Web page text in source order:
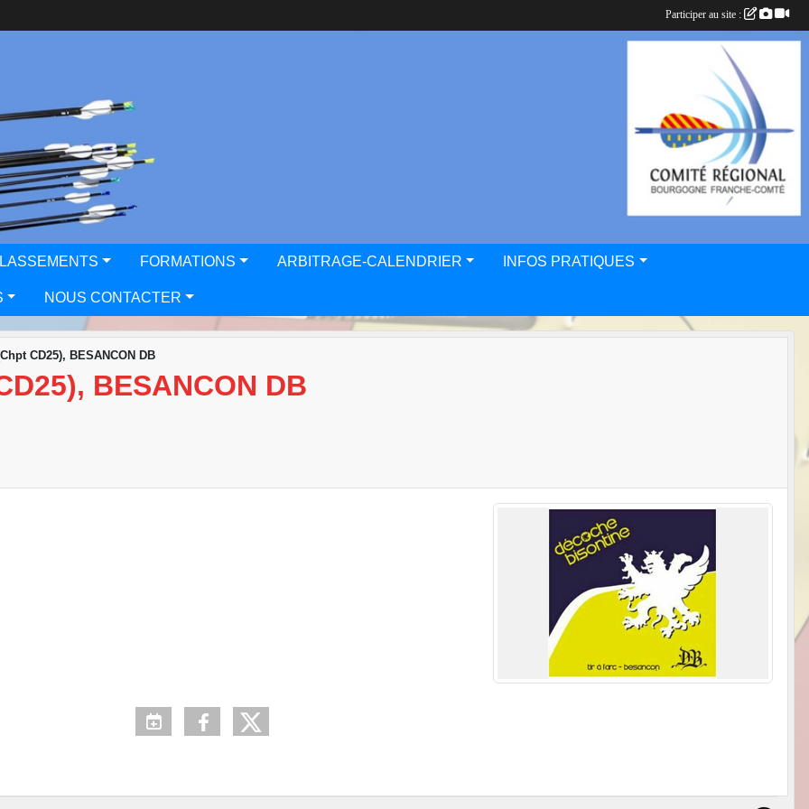
FORMATIONS ARBITRAGE-CALENDRIER INFOS PRATIQUES
NOUS CONTACTER
CD25), BESANCON DB
BESANCON DB
Participer au site :